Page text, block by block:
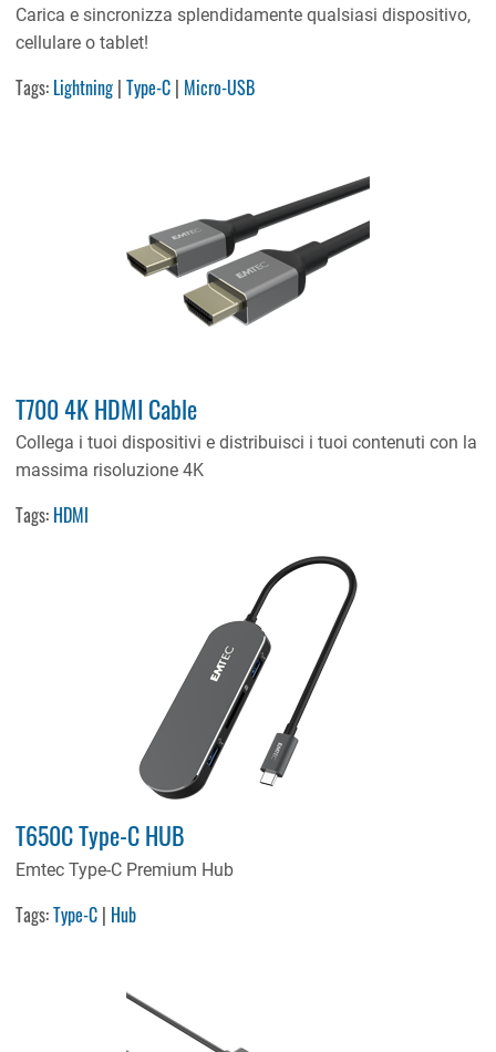
Carica e sincronizza splendidamente qualsiasi dispositivo,
cellulare o tablet!
Tags: Lightning |Type-C | Micro-USB
T700 4K HDMI Cable
Collega i tuoi dispositivi e distribuisci i tuoi contenuti con la
massima risoluzione 4K
Tags: HDMI
T650C Type-C HUB
Emtec Type-C Premium Hub
Tags:Type-C | Hub